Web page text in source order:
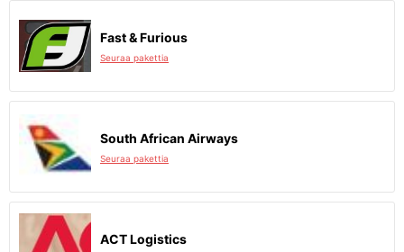
Fast & Furious
Seuraa pakettia
South African Airways
Seuraa pakettia
ACT Logistics